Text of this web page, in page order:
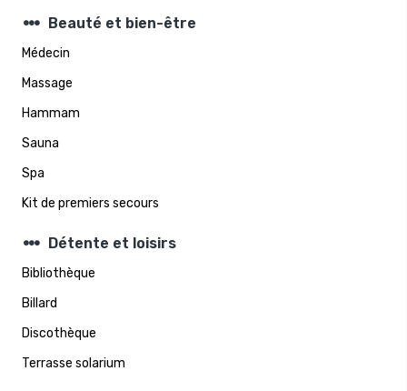
steppers Beauté et bien-être
Médecin
Massage
Hammam
Sauna
Spa
Kit de premiers secours
steppers Détente et loisirs
Bibliothèque
Billard
Discothèque
Terrasse solarium